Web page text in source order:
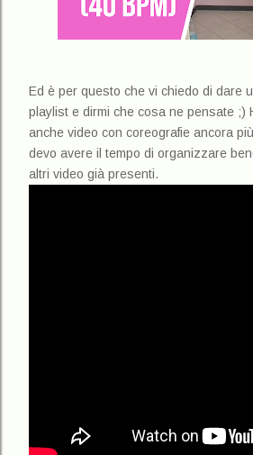
Ed è per questo che vi chiedo di dare
playlist e dirmi che cosa ne pensate ;)
anche video con coreografie ancora
devo avere il tempo di organizzare
altri video già presenti.